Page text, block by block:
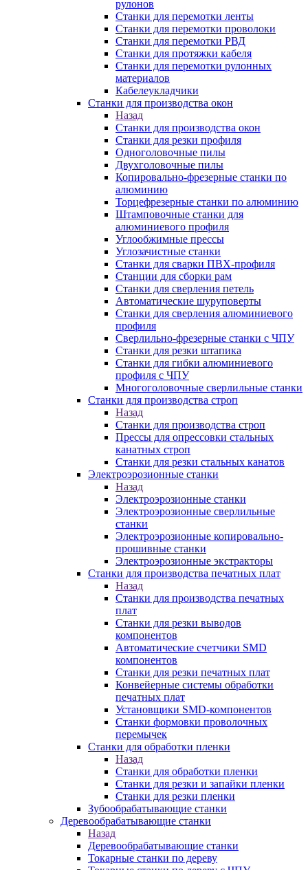
рулонов
Станки для перемотки ленты
Станки для перемотки проволоки
Станки для перемотки РВД
Станки для протяжки кабеля
Станки для перемотки рулонных
материалов
Кабелеукладчики
Станки для производства окон
Назад
Станки для производства окон
Станки для резки профиля
Одноголовочные пилы
Двухголовочные пилы
Копировально-фрезерные станки по
алюминию
Торцефрезерные станки по алюминию
Штамповочные станки для
алюминиевого профиля
Углообжимные прессы
Углозачистные станки
Станки для сварки ПВХ-профиля
Станции для сборки рам
Станки для сверления петель
Автоматические шуруповерты
Станки для сверления алюминиевого
профиля
Сверлильно-фрезерные станки с ЧПУ
Станки для резки штапика
Станки для гибки алюминиевого
профиля с ЧПУ
Многоголовочные сверлильные станки
Станки для производства строп
Назад
Станки для производства строп
Прессы для опрессовки стальных
канатных строп
Станки для резки стальных канатов
Электроэрозионные станки
Назад
Электроэрозионные станки
Электроэрозионные сверлильные
станки
Электроэрозионные копировально-
прошивные станки
Электроэрозионные экстракторы
Станки для производства печатных плат
Назад
Станки для производства печатных
плат
Станки для резки выводов
компонентов
Автоматические счетчики SMD
компонентов
Станки для резки печатных плат
Конвейерные системы обработки
печатных плат
Установщики SMD-компонентов
Станки формовки проволочных
перемычек
Станки для обработки пленки
Назад
Станки для обработки пленки
Станки для резки и запайки пленки
Станки для резки пленки
Зубообрабатывающие станки
Деревообрабатывающие станки
Назад
Деревообрабатывающие станки
Токарные станки по дереву